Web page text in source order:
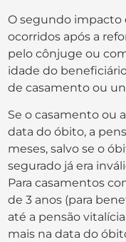
O segundo impacto
ocorridos após a
pelo cônjuge ou
idade do
de casamento ou
Se o casamento ou
data do óbito, a
meses, salvo se o
segurado já era
Para casamentos
de 3 anos (para
até a pensão
mais na data do